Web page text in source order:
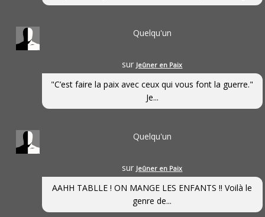
Quelqu'un
sur Jeûner en Paix
"C’est faire la paix avec ceux qui vous font la guerre."
Je...
Quelqu'un
sur Jeûner en Paix
AAHH TABLLE ! ON MANGE LES ENFANTS !! Voilà le
genre de...